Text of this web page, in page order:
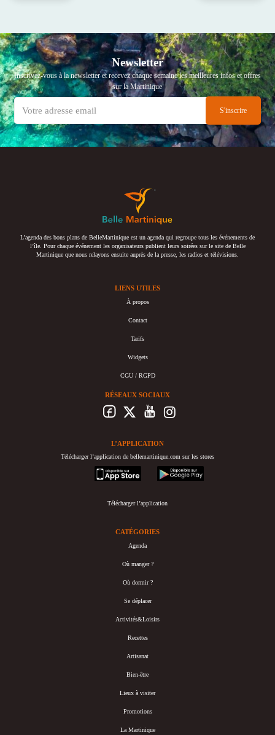
Newsletter
Inscrivez-vous à la newsletter et recevez chaque semaine les meilleures infos et offres
sur la Martinique
L’agenda des bons plans de BelleMartinique est un agenda qui regroupe tous les événements de
l’île. Pour chaque événement les organisateurs publient leurs soirées sur le site de Belle
Martinique que nous relayons ensuite auprès de la presse, les radios et télévisions.
LIENS UTILES
À propos
Contact
Tarifs
Widgets
CGU / RGPD
RÉSEAUX SOCIAUX
L’APPLICATION
Télécharger l’application de bellemartinique.com sur les stores
appstore
googleplay
Télécharger l’application
CATÉGORIES
Agenda
Où manger ?
Où dormir ?
Se déplacer
Activités&Loisirs
Recettes
Artisanat
Bien-être
Lieux à visiter
Promotions
La Martinique